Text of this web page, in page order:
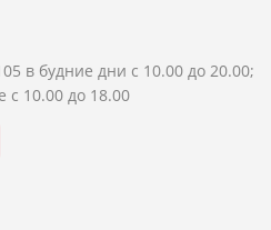
в будние дни с 10.00 до 20.00;
10.00 до 18.00